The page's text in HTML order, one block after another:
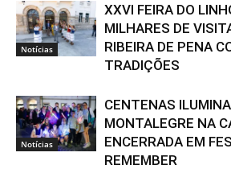
Notícias
XXVI FEIRA DO
MILHARES DE
RIBEIRA DE PENA
TRADIÇÕES
Notícias
CENTENAS
MONTALEGRE NA
ENCERRADA EM
REMEMBER